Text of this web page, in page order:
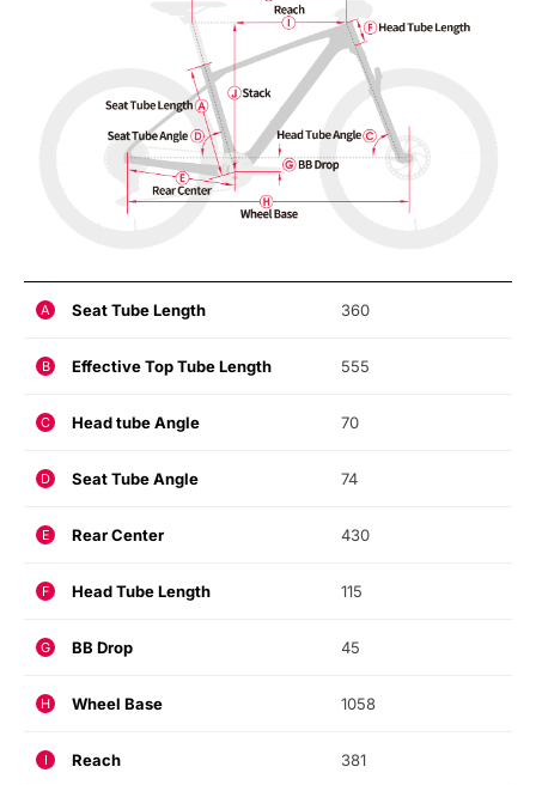
A Seat Tube Length 360
B Effective Top Tube Length 555
C Head tube Angle 70
D Seat Tube Angle 74
E Rear Center 430
F Head Tube Length 115
G BB Drop 45
H Wheel Base 1058
I Reach 381